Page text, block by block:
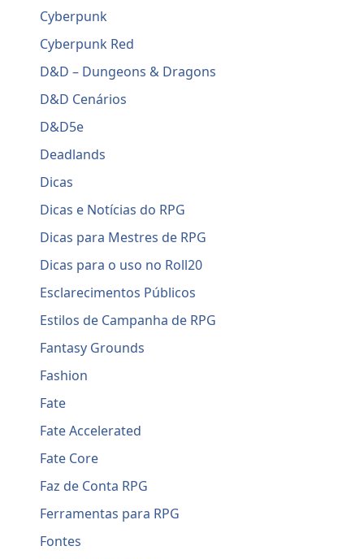
Cyberpunk
Cyberpunk Red
D&D – Dungeons & Dragons
D&D Cenários
D&D5e
Deadlands
Dicas
Dicas e Notícias do RPG
Dicas para Mestres de RPG
Dicas para o uso no Roll20
Esclarecimentos Públicos
Estilos de Campanha de RPG
Fantasy Grounds
Fashion
Fate
Fate Accelerated
Fate Core
Faz de Conta RPG
Ferramentas para RPG
Fontes